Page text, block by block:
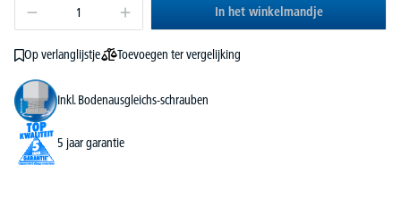
In het winkelmandje
Op verlanglijstje Toevoegen ter vergelijking
Inkl. Bodenausgleichs-schrauben
5 jaar garantie